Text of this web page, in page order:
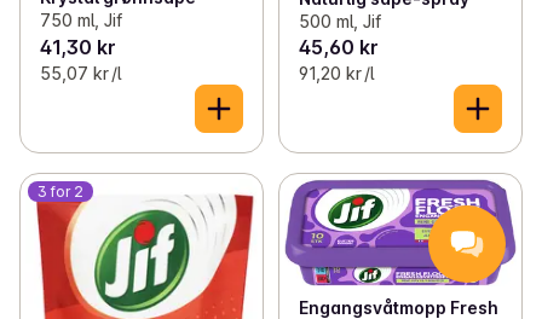
750 ml, Jif
41,30 kr
55,07 kr /l
500 ml, Jif
45,60 kr
91,20 kr /l
3 for 2
Engangsvåtmopp Fresh